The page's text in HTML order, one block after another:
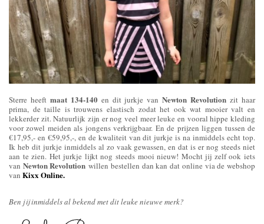
Sterre heeft maat 134-140en dit jurkje vanNewton Revolution zit haar
prima, de taille is trouwens elastisch zodat het ook wat mooier valt en
lekkerder zit. Natuurlijk zijn er nog veel meer leuke en vooral hippe kleding
voor zowel meiden als jongens verkrijgbaar. En de prijzen liggen tussen de
€17,95,- en €59,95,-, en de kwaliteit van dit jurkje is na inmiddels echt top.
Ik heb dit jurkje inmiddels al zo vaak gewassen, en dat is er nog steeds niet
aan te zien. Het jurkje lijkt nog steeds mooi nieuw! Mocht jij zelf ook iets
van Newton Revolution willen bestellen dan kan dat online via de webshop
van Kixx Online.
Ben jij inmiddels al bekend met dit leuke nieuwe merk?